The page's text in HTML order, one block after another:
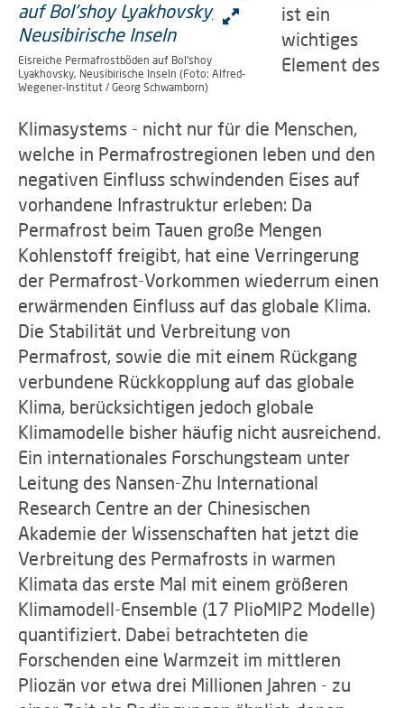
Eisreiche Permafrostböden auf Bol'shoy
Lyakhovsky, Neusibirische Inseln (Foto: Alfred-
Wegener-Institut / Georg Schwamborn)
ist ein
wichtiges
Element des
Klimasystems - nicht nur für die Menschen,
welche in Permafrostregionen leben und den
negativen Einfluss schwindenden Eises auf
vorhandene Infrastruktur erleben: Da
Permafrost beim Tauen große Mengen
Kohlenstoff freigibt, hat eine Verringerung
der Permafrost-Vorkommen wiederrum einen
erwärmenden Einfluss auf das globale Klima.
Die Stabilität und Verbreitung von
Permafrost, sowie die mit einem Rückgang
verbundene Rückkopplung auf das globale
Klima, berücksichtigen jedoch globale
Klimamodelle bisher häufig nicht ausreichend.
Ein internationales Forschungsteam unter
Leitung des Nansen-Zhu International
Research Centre an der Chinesischen
Akademie der Wissenschaften hat jetzt die
Verbreitung des Permafrosts in warmen
Klimata das erste Mal mit einem größeren
Klimamodell-Ensemble (17 PlioMIP2 Modelle)
quantifiziert. Dabei betrachteten die
Forschenden eine Warmzeit im mittleren
Pliozän vor etwa drei Millionen Jahren - zu